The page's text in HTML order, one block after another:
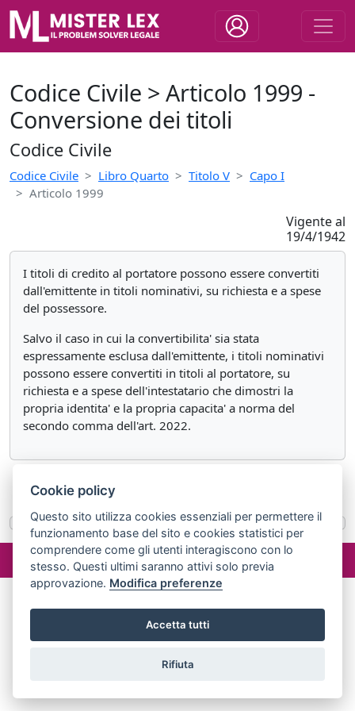
Codice Civile > Articolo 1999 -
Conversione dei titoli
Codice Civile
Codice Civile Libro Quarto Titolo V
Capo I
Articolo 1999
Vigente al
19/4/1942
I titoli di credito al portatore possono essere convertiti
dall'emittente in titoli nominativi, su richiesta e a spese
del possessore.
Salvo il caso in cui la convertibilita' sia stata
espressamente esclusa dall'emittente, i titoli nominativi
possono essere convertiti in titoli al portatore, su
richiesta e a spese dell'intestatario che dimostri la
propria identita' e la propria capacita' a norma del
secondo comma dell'art. 2022.
«Articolo 1998
©2024 misterlex.it -redazione@misterlex.it -Privacy
02029690472
Cookie policy
Questo sito utilizza cookies essenziali per permettere il
funzionamento base del sito e cookies statistici per
comprendere come gli utenti interagiscono con lo
stesso. Questi ultimi saranno attivi solo previa
approvazione. Modifica preferenze
Accetta tutti
Rifiuta